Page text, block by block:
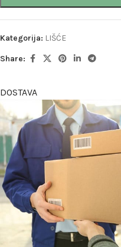
Kategorija: LIŠĆE
Share:
DOSTAVA